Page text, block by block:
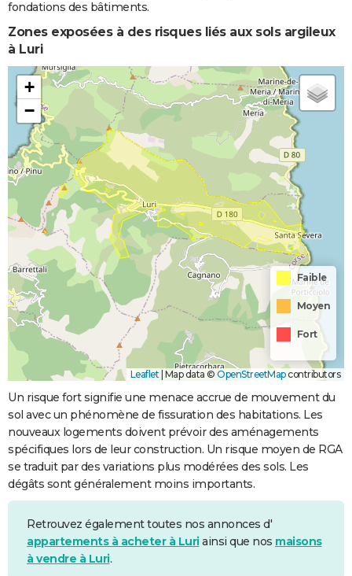
fondations des bâtiments.
Zones exposées à des risques liés aux sols argileux
à Luri
+
−
Faible
Moyen
Fort
Leaflet | Map data © OpenStreetMapcontributors
Un risque fort signifie une menace accrue de mouvement du
sol avec un phénomène de fissuration des habitations. Les
nouveaux logements doivent prévoir des aménagements
spécifiques lors de leur construction. Un risque moyen de RGA
se traduit par des variations plus modérées des sols. Les
dégâts sont généralement moins importants.
Retrouvez également toutes nos annonces d'
appartements à acheter à Luri ainsi que nos maisons
à vendre à Luri.